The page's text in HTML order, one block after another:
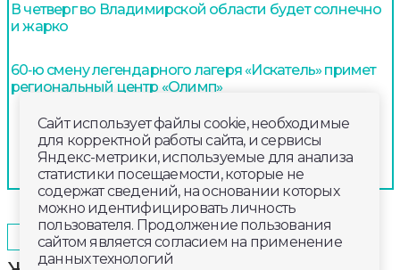
В четверг во Владимирской области будет солнечно
и жарко
60‑ю смену легендарного лагеря «Искатель» примет
региональный центр «Олимп»
ОБЩЕСТВО 2025-06-26 16:40
Сайт использует файлы cookie, необходимые
для корректной работы сайта, и сервисы
Яндекс-метрики, используемые для анализа
статистики посещаемости, которые не
содержат сведений, на основании которых
можно идентифицировать личность
пользователя. Продолжение пользования
сайтом является согласием на применение
данных технологий